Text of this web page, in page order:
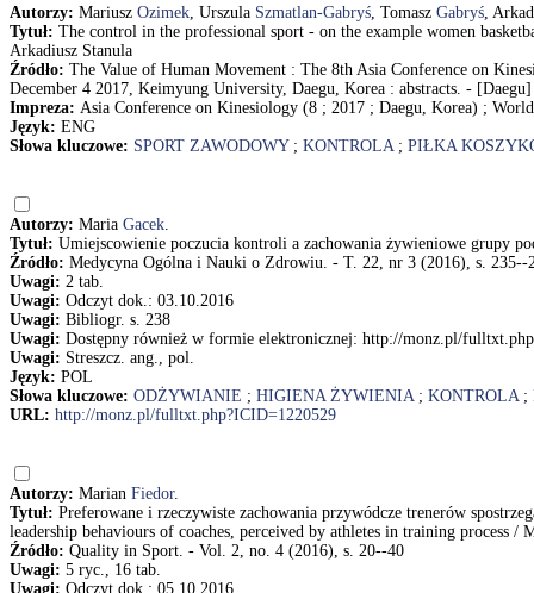
Autorzy: Mariusz Ozimek, Urszula Szmatlan-Gabryś, Tomasz Gabryś,
Tytuł: The control in the professional sport - on the example women
Arkadiusz Stanula
Źródło: The Value of Human Movement : The 8th Asia Conference on
December 4 2017, Keimyung University, Daegu, Korea : abstracts. -
Impreza: Asia Conference on Kinesiology (8 ; 2017 ; Daegu, Korea) ;
Język: ENG
Słowa kluczowe: SPORT ZAWODOWY; KONTROLA; PIŁKA
Autorzy: Maria Gacek.
Tytuł: Umiejscowienie poczucia kontroli a zachowania żywieniowe grupy
Źródło: Medycyna Ogólna i Nauki o Zdrowiu. - T. 22, nr 3 (2016), s. 235--
Uwagi: 2 tab.
Uwagi: Odczyt dok.: 03.10.2016
Uwagi: Bibliogr. s. 238
Uwagi: Dostępny również w formie elektronicznej: http://monz.pl/
Uwagi: Streszcz. ang., pol.
Język: POL
Słowa kluczowe: ODŻYWIANIE ; HIGIENA ŻYWIENIA; KONTROLA;
URL: http://monz.pl/fulltxt.php?ICID=1220529
Autorzy: Marian Fiedor.
Tytuł: Preferowane i rzeczywiste zachowania przywódcze trenerów
leadership behaviours of coaches, perceived by athletes in training process /
Źródło: Quality in Sport. - Vol. 2, no. 4 (2016), s. 20--40
Uwagi: 5 ryc., 16 tab.
Uwagi: Odczyt dok.: 05.10.2016